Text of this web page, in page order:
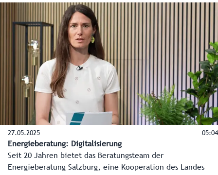
Salzburgern kostenlose, produktneutrale und unabhängige
Beratung in allen Energiefragen an. In diesem Video erklärt
Energieberater Andreas Schmidt die Möglichkeiten für
Unternehmen.
27.05.2025 05:04
Energieberatung: Digitalisierung
Seit 20 Jahren bietet das Beratungsteam der
Energieberatung Salzburg, eine Kooperation des Landes